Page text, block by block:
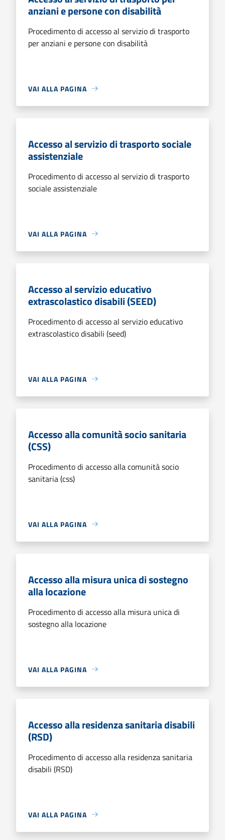
anziani e persone con disabilità
Procedimento di accesso al servizio di trasporto
per anziani e persone con disabilità
VAI ALLA PAGINA
Accesso al servizio di trasporto sociale
assistenziale
Procedimento di accesso al servizio di trasporto
sociale assistenziale
VAI ALLA PAGINA
Accesso al servizio educativo
extrascolastico disabili (SEED)
Procedimento di accesso al servizio educativo
extrascolastico disabili (seed)
VAI ALLA PAGINA
Accesso alla comunità socio sanitaria
(CSS)
Procedimento di accesso alla comunità socio
sanitaria (css)
VAI ALLA PAGINA
Accesso alla misura unica di sostegno
alla locazione
Procedimento di accesso alla misura unica di
sostegno alla locazione
VAI ALLA PAGINA
Accesso alla residenza sanitaria disabili
(RSD)
Procedimento di accesso alla residenza sanitaria
disabili (RSD)
VAI ALLA PAGINA